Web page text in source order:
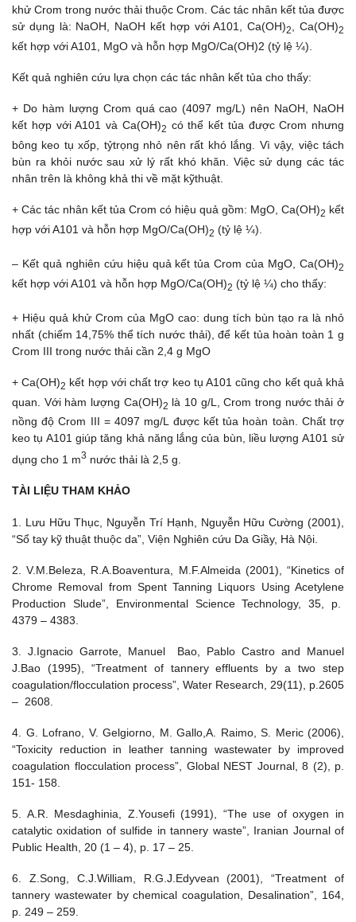
khử Crom trong nước thải thuộc Crom. Các tác nhân kết tủa được
sử dụng là: NaOH, NaOH kết hợp với A101, Ca(OH)2 , Ca(OH)2
kết hợp với A101, MgO và hỗn hợp MgO/Ca(OH)2 (tỷ lệ ¼).
Kết quả nghiên cứu lựa chọn các tác nhân kết tủa cho thấy:
+ Do hàm lượng Crom quá cao (4097 mg/L) nên NaOH, NaOH
kết hợp với A101 và Ca(OH)2 có thể kết tủa được Crom nhưng
bông keo tụ xốp, tỷtrọng nhỏ nên rất khó lắng. Vì vậy, việc tách
bùn ra khỏi nước sau xử lý rất khó khăn. Việc sử dụng các tác
nhân trên là không khả thi về mặt kỹthuật.
+ Các tác nhân kết tủa Crom có hiệu quả gồm: MgO, Ca(OH)2 kết
hợp với A101 và hỗn hợp MgO/Ca(OH)2 (tỷ lệ ¼).
– Kết quả nghiên cứu hiệu quả kết tủa Crom của MgO, Ca(OH)2
kết hợp với A101 và hỗn hợp MgO/Ca(OH)2 (tỷ lệ ¼) cho thấy:
+ Hiệu quả khử Crom của MgO cao: dung tích bùn tạo ra là nhỏ
nhất (chiếm 14,75% thể tích nước thải), để kết tủa hoàn toàn 1 g
Crom III trong nước thải cần 2,4 g MgO
+ Ca(OH)2 kết hợp với chất trợ keo tụ A101 cũng cho kết quả khả
quan. Với hàm lượng Ca(OH)2 là 10 g/L, Crom trong nước thải ở
nồng độ Crom III = 4097 mg/L được kết tủa hoàn toàn. Chất trợ
keo tụ A101 giúp tăng khả năng lắng của bùn, liều lượng A101 sử
dụng cho 1 m3 nước thải là 2,5 g.
TÀI LIỆU THAM KHẢO
1. Lưu Hữu Thục, Nguyễn Trí Hạnh, Nguyễn Hữu Cường (2001),
“Sổ tay kỹ thuật thuộc da”, Viện Nghiên cứu Da Giầy, Hà Nội.
2. V.M.Beleza, R.A.Boaventura, M.F.Almeida (2001), “Kinetics of
Chrome Removal from Spent Tanning Liquors Using Acetylene
Production Slude”, Environmental Science Technology, 35, p.
4379 – 4383.
3. J.Ignacio Garrote, Manuel Bao, Pablo Castro and Manuel
J.Bao (1995), “Treatment of tannery effluents by a two step
coagulation/flocculation process”, Water Research, 29(11), p.2605
– 2608.
4. G. Lofrano, V. Gelgiorno, M. Gallo,A. Raimo, S. Meric (2006),
“Toxicity reduction in leather tanning wastewater by improved
coagulation flocculation process”, Global NEST Journal, 8 (2), p.
151- 158.
5. A.R. Mesdaghinia, Z.Yousefi (1991), “The use of oxygen in
catalytic oxidation of sulfide in tannery waste”, Iranian Journal of
Public Health, 20 (1 – 4), p. 17 – 25.
6. Z.Song, C.J.William, R.G.J.Edyvean (2001), “Treatment of
tannery wastewater by chemical coagulation, Desalination”, 164,
p. 249 – 259.